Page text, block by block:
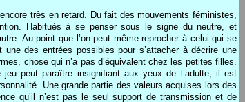
très en retard. Du fait des mouvements féministes,
Habitués à se penser sous le signe du neutre, et
Au point que l’on peut même reprocher à celui qui se
des entrées possibles pour s’attacher à décrire une
chose qui n’a pas d’équivalent chez les petites filles.
peut paraître insignifiant aux yeux de l’adulte, il est
Une grande partie des valeurs acquises lors des
qu’il n’est pas le seul support de transmission et de